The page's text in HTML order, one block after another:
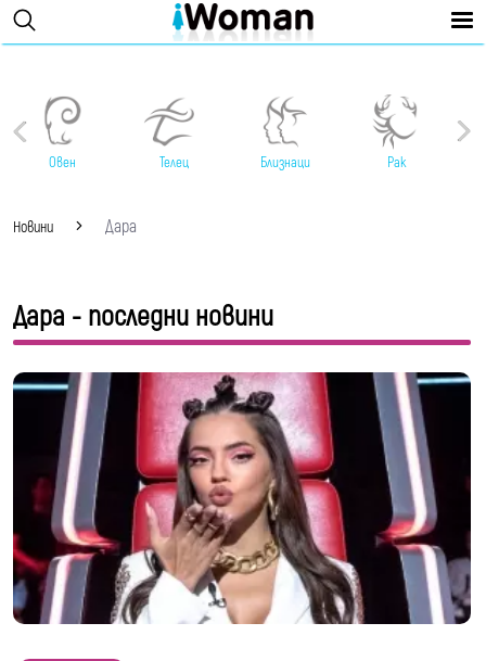
Овен Телец Близнаци Рак
Новини Дара
Дара - последни новини